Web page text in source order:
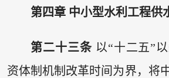
第四章 中小型水利工程供
第二十三条以“十二五”
资体制机制改革时间为界，将